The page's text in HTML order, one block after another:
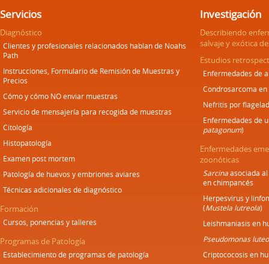
Servicios
Diagnóstico
Clientes y profesionales relacionados hablan de Noahs
Path
Instrucciones, Formulario de Remisión de Muestras y
Precios
Cómo y cómo NO enviar muestras
Servicio de mensajería para recogida de muestras
Citología
Histopatología
Examen post mortem
Patología de huevos y embriones aviares
Técnicas adicionales de diagnóstico
Formación
Cursos, ponencias y talleres
Programas de Patología
Establecimiento de programas de patología
Investigación
Describiendo
salvaje y exótica
Estudios
Enfermedades de
Condrosarcoma en
Nefritis por
Enfermedades de
patagonum)
Enfermedades
zoonóticas
Sarcinaasociada
en chimpancés
Herpesvirus y
(Mustela lutreola)
Leishmaniasis en
Pseudomonas
Criptococosis en